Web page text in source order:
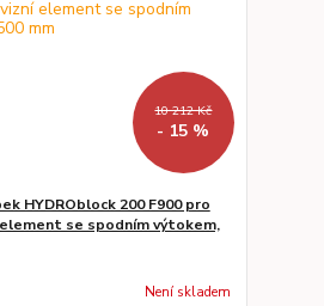
10 212 Kč
- 15 %
HYDROblock 200 F900 pro
element se spodním výtokem,
Není skladem